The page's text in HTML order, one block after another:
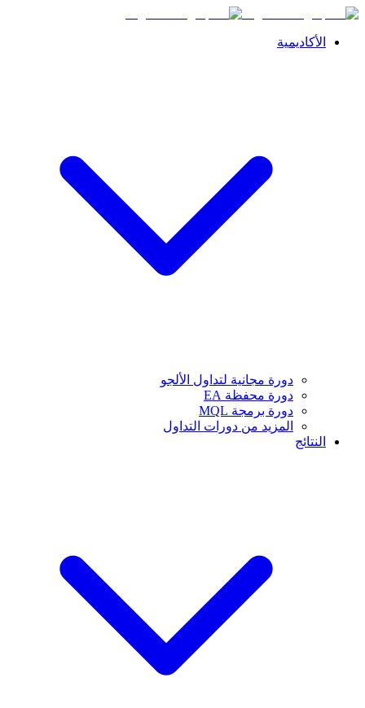
الأكاديمية
دورة مجانية لتداول الألجو
دورة محفظة EA
دورة برمجة MQL
المزيد من دورات التداول
النتائج